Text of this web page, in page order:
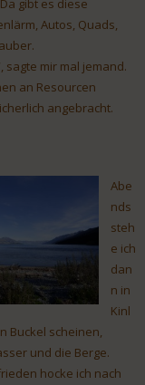
gibt es diese
Autos, Quads,
sagte mir mal jemand.
an Resourcen
angebracht.
Abe
nds
steh
e ich
dan
n in
Kinl
Buckel scheinen,
und die Berge.
hocke ich nach